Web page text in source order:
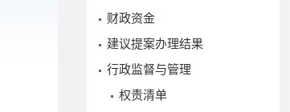
财政资金
建议提案办理结果
行政监督与管理
权责清单